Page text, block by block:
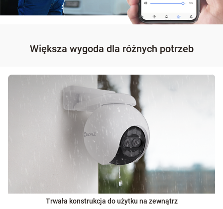
Większa wygoda dla różnych potrzeb
Trwała konstrukcja do użytku na zewnątrz